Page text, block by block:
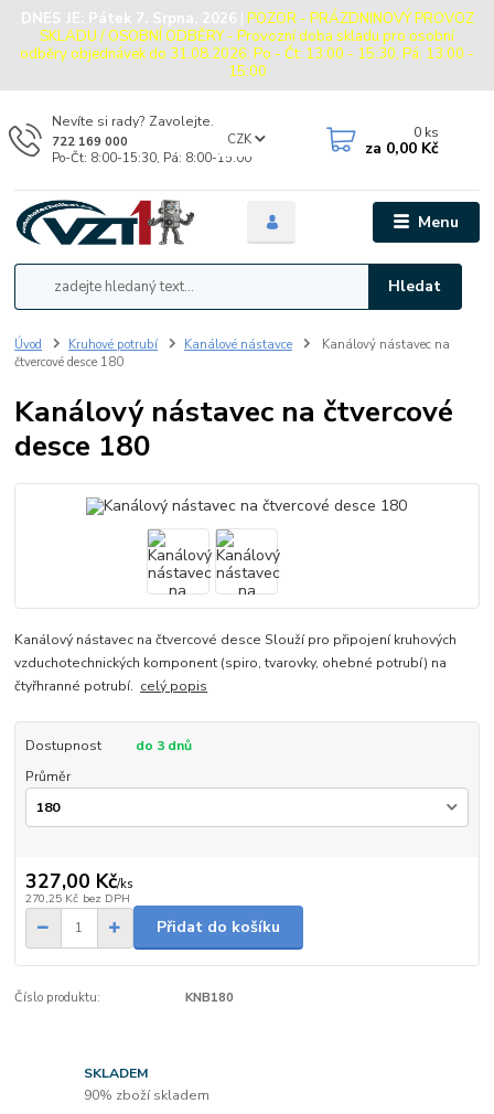
DNES JE: Pátek 7. Srpna, 2026 | POZOR - PRÁZDNINOVÝ PROVOZ
SKLADU / OSOBNÍ ODBĚRY - Provozní doba skladu pro osobní
odběry objednávek do 31.08.2026: Po - Čt: 13:00 - 15:30, Pá: 13:00 -
15:00
Menu
CZK
Hledat
Nevíte si rady? Zavolejte.
722 169 000
Po-Čt: 8:00-15:30, Pá: 8:00-15:00
0 ks
za 0,00 Kč
Úvod Kruhové potrubí Kanálové nástavce
Kanálový nástavec na
čtvercové desce 180
Kanálový nástavec na čtvercové
desce 180
Kanálový nástavec na čtvercové desce Slouží pro připojení kruhových
vzduchotechnických komponent (spiro, tvarovky, ohebné potrubí) na
čtyřhranné potrubí. celý popis
Dostupnost
do 3 dnů
Průměr
327,00 Kč/ks
270,25 Kč bez DPH
Přidat do košíku
Číslo produktu: KNB180
SKLADEM
90% zboží skladem